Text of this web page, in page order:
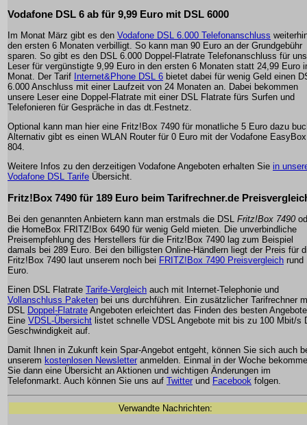
Vodafone DSL 6 ab für 9,99 Euro mit DSL 6000
Im Monat März gibt es den Vodafone DSL 6.000 Telefonanschluss
den ersten 6 Monaten verbilligt. So kann man 90 Euro an der Grundgebühr
sparen. So gibt es den DSL 6.000 Doppel-Flatrate Telefonanschluss für
Leser für vergünstigte 9,99 Euro in den ersten 6 Monaten statt 24,99 Euro
Monat. Der Tarif Internet&Phone DSL 6 bietet dabei für wenig Geld einen
6.000 Anschluss mit einer Laufzeit von 24 Monaten an. Dabei bekommen
unsere Leser eine Doppel-Flatrate mit einer DSL Flatrate fürs Surfen und
Telefonieren für Gespräche in das dt.Festnetz.
Optional kann man hier eine Fritz!Box 7490 für monatliche 5 Euro dazu
Alternativ gibt es einen WLAN Router für 0 Euro mit der Vodafone EasyBox
804.
Weitere Infos zu den derzeitigen Vodafone Angeboten erhalten Sie in
Vodafone DSL Tarife Übersicht.
Fritz!Box 7490 für 189 Euro beim Tarifrechner.de
Bei den genannten Anbietern kann man erstmals die DSL Fritz!Box 7490
die HomeBox FRITZ!Box 6490 für wenig Geld mieten. Die unverbindliche
Preisempfehlung des Herstellers für die Fritz!Box 7490 lag zum Beispiel
damals bei 289 Euro. Bei den billigsten Online-Händlern liegt der Preis für
Fritz!Box 7490 laut unserem noch bei FRITZ!Box 7490 Preisvergleich rund
Euro.
Einen DSL Flatrate Tarife-Vergleich auch mit Internet-Telephonie und
Vollanschluss Paketen bei uns durchführen. Ein zusätzlicher Tarifrechner
DSL Doppel-Flatrate Angeboten erleichtert das Finden des besten
Eine VDSL-Übersicht listet schnelle VDSL Angebote mit bis zu 100 Mbit/s
Geschwindigkeit auf.
Damit Ihnen in Zukunft kein Spar-Angebot entgeht, können Sie sich auch
unserem kostenlosen Newsletter anmelden. Einmal in der Woche
Sie dann eine Übersicht an Aktionen und wichtigen Änderungen im
Telefonmarkt. Auch können Sie uns auf Twitter und Facebook folgen.
Verwandte Nachrichten: